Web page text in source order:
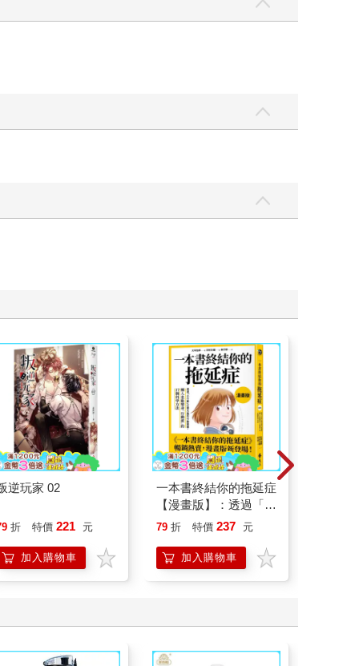
逆玩家 02
折 特價 221 元
加入購物車
一本書終結你的拖延症
【漫畫版】：透過「小
行動」打開大腦的行動
「行動派」的37個科
學方法
79 折 特價 237 元
加入購物車